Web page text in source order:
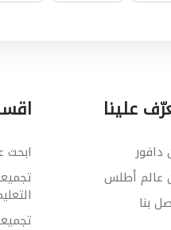
علينا
دافور
عالم أطلس
بنا
ابحث